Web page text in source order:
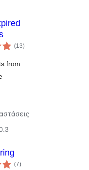
(13αξιολογήσεις
σύνολο
)
from
(7αξιολογήσεις
σύνολο
)